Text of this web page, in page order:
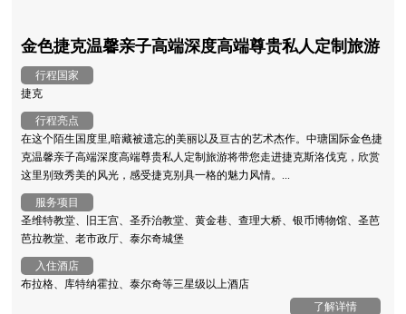
金色捷克温馨亲子高端深度高端尊贵私人定制旅游
行程国家
捷克
行程亮点
在这个陌生国度里,暗藏被遗忘的美丽以及亘古的艺术杰作。中瑭国际金色捷
克温馨亲子高端深度高端尊贵私人定制旅游将带您走进捷克斯洛伐克，欣赏
这里别致秀美的风光，感受捷克别具一格的魅力风情。...
服务项目
圣维特教堂、旧王宫、圣乔治教堂、黄金巷、查理大桥、银币博物馆、圣芭
芭拉教堂、老市政厅、泰尔奇城堡
入住酒店
布拉格、库特纳霍拉、泰尔奇等三星级以上酒店
了解详情